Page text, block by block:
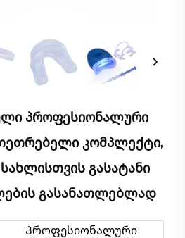
Პროფესიონალური
Კომპლექტი,
Გასატანი
Გასანათლებლად
Პროფესიონალური